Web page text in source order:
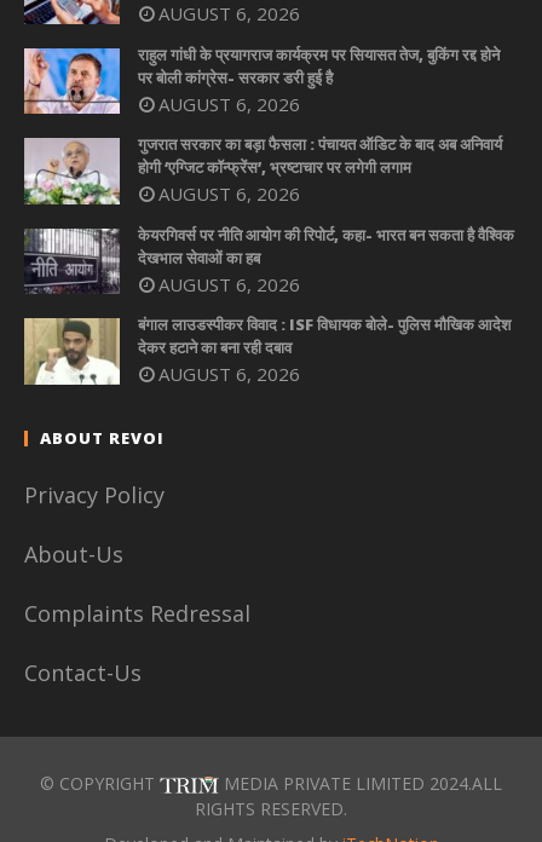
AUGUST 6, 2026
राहुल गांधी के प्रयागराज कार्यक्रम पर सियासत तेज, बुकिंग रद्द होने
पर बोली कांग्रेस- सरकार डरी हुई है
AUGUST 6, 2026
गुजरात सरकार का बड़ा फैसला : पंचायत ऑडिट के बाद अब अनिवार्य
होगी ‘एग्जिट कॉन्फ्रेंस’, भ्रष्टाचार पर लगेगी लगाम
AUGUST 6, 2026
केयरगिवर्स पर नीति आयोग की रिपोर्ट, कहा- भारत बन सकता है वैश्विक
देखभाल सेवाओं का हब
AUGUST 6, 2026
बंगाल लाउडस्पीकर विवाद : ISF विधायक बोले- पुलिस मौखिक आदेश
देकर हटाने का बना रही दबाव
AUGUST 6, 2026
ABOUT REVOI
Privacy Policy
About-Us
Complaints Redressal
Contact-Us
© COPYRIGHT
MEDIA PRIVATE LIMITED 2024.ALL
RIGHTS RESERVED.